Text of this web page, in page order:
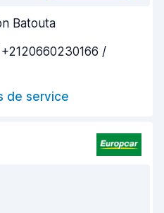
8,4
Batouta
/
de service